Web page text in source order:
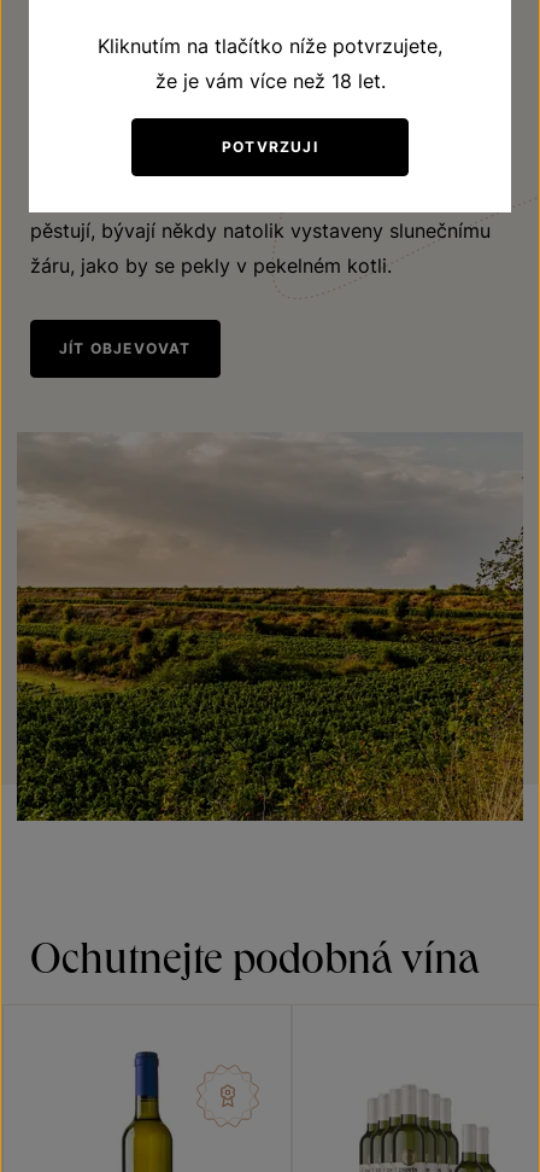
kotel? Teorií, odkud viniční trať Peklo vzala své
jméno, je několik. Někteří ho odvozují od
nedalekého Šibeničního vrchu, kde od konce
středověku až do poloviny 18. století stála šibenice.
pěstují, bývají někdy natolik vystaveny slunečnímu
žáru, jako by se pekly v pekelném kotli.
JÍT OBJEVOVAT
Ochutnejte podobná vína
Kliknutím na tlačítko níže potvrzujete,
že je vám více než 18 let.
POTVRZUJI